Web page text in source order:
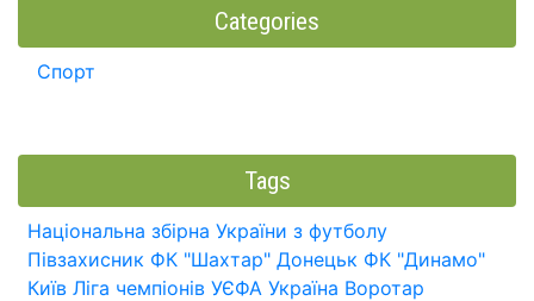
Categories
Спорт
Tags
Національна збірна України з футболу
Півзахисник ФК "Шахтар" Донецьк ФК "Динамо"
Київ Ліга чемпіонів УЄФА Україна Воротар